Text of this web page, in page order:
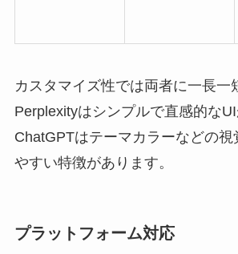
カスタマイズ性では両者に一長一
Perplexityはシンプルで直感的なUI
ChatGPTはテーマカラーなどの視
やすい特徴があります。
プラットフォーム対応